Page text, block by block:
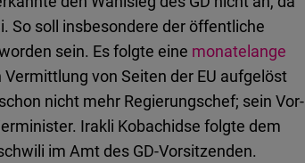
So soll insbesondere der öffentliche
sein. Es folgte eine monatelange
von Seiten der EU aufgelöst
nicht mehr Regierungschef; sein Vor-
Irakli Kobachidse folgte dem
im Amt des GD-Vorsitzenden.